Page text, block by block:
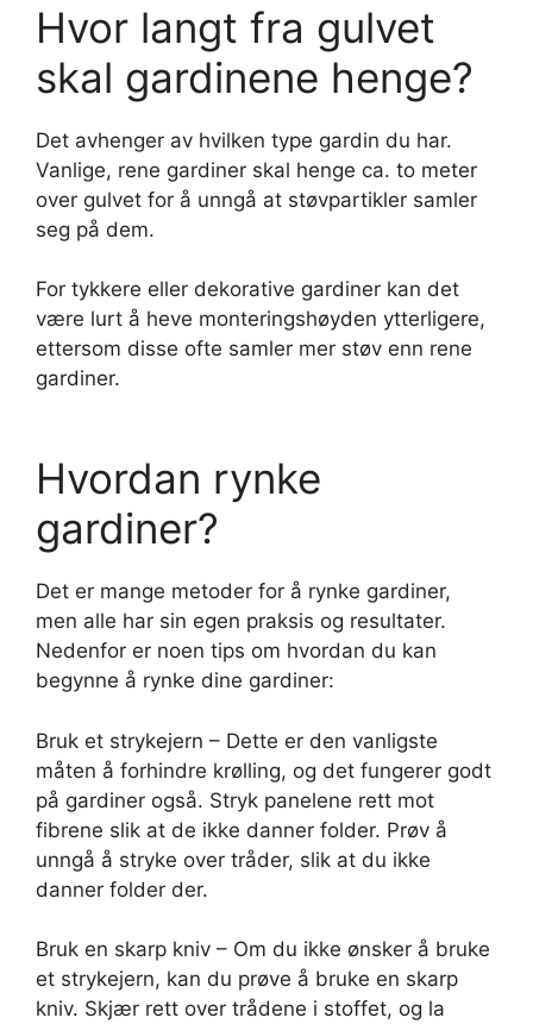
Hvor langt fra gulvet
skal gardinene henge?
Det avhenger av hvilken type gardin du har.
Vanlige, rene gardiner skal henge ca. to meter
over gulvet for å unngå at støvpartikler samler
seg på dem.
For tykkere eller dekorative gardiner kan det
være lurt å heve monteringshøyden ytterligere,
ettersom disse ofte samler mer støv enn rene
gardiner.
Hvordan rynke
gardiner?
Det er mange metoder for å rynke gardiner,
men alle har sin egen praksis og resultater.
Nedenfor er noen tips om hvordan du kan
begynne å rynke dine gardiner:
Bruk et strykejern – Dette er den vanligste
måten å forhindre krølling, og det fungerer godt
på gardiner også. Stryk panelene rett mot
fibrene slik at de ikke danner folder. Prøv å
unngå å stryke over tråder, slik at du ikke
danner folder der.
Bruk en skarp kniv – Om du ikke ønsker å bruke
et strykejern, kan du prøve å bruke en skarp
kniv. Skjær rett over trådene i stoffet, og la